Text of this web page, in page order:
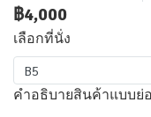
฿4,000
เลือกที่นั่ง
B5
คำอธิบายสินค้าแบบย่อ